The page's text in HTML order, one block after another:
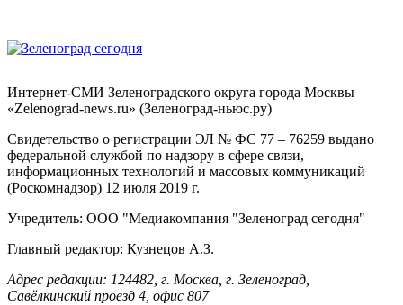
Интернет-СМИ Зеленоградского округа города Москвы
«Zelenograd-news.ru» (Зеленоград-ньюс.ру)
Свидетельство о регистрации ЭЛ № ФС 77 – 76259 выдано
федеральной службой по надзору в сфере связи,
информационных технологий и массовых коммуникаций
(Роскомнадзор) 12 июля 2019 г.
Учредитель: ООО "Медиакомпания "Зеленоград сегодня"
Главный редактор: Кузнецов А.З.
Адрес редакции: 124482, г. Москва, г. Зеленоград,
Савёлкинский проезд 4, офис 807